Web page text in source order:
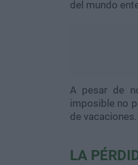
del mundo
A pesar de
imposible no
de vacaciones.
LA